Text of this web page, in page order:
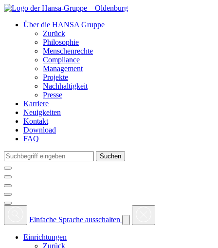
Über die HANSA Gruppe
Zurück
Philosophie
Menschenrechte
Compliance
Management
Projekte
Nachhaltigkeit
Presse
Karriere
Neuigkeiten
Kontakt
Download
FAQ
Einfache Sprache ausschalten
Einrichtungen
Zurück